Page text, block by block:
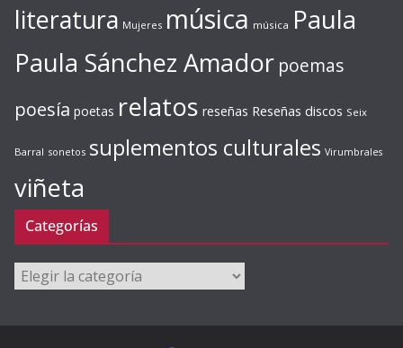
literatura Mujeres música música Paula
Paula Sánchez Amador poemas
poesía poetas relatos reseñas Reseñas discos Seix
Barral sonetos suplementos culturales Virumbrales
viñeta
Categorías
Categorías